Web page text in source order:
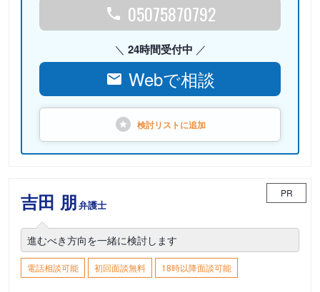
05075870792
24時間受付中
Webで相談
検討リストに追加
吉田 朋弁護士
PR
進むべき方向を一緒に検討します
電話相談可能 初回面談無料 18時以降面談可能